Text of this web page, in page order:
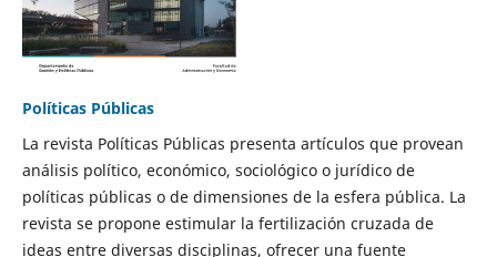
Políticas Públicas
La revista Políticas Públicas presenta artículos que provean
análisis político, económico, sociológico o jurídico de
políticas públicas o de dimensiones de la esfera pública. La
revista se propone estimular la fertilización cruzada de
ideas entre diversas disciplinas, ofrecer una fuente